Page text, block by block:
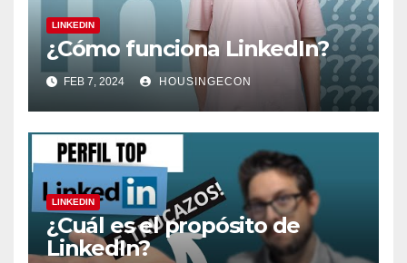
LINKEDIN
¿Cómo funciona LinkedIn?
FEB 7, 2024 HOUSINGECON
LINKEDIN
¿Cuál es el propósito de
LinkedIn?